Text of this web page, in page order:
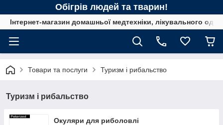
Обігрів людей та тварин!
Інтернет-магазин домашньої медтехніки, лікувального
Товари та послуги Туризм і рибальство
Туризм і рибальство
Окуляри для риболовлі